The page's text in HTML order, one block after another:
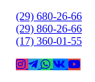
(29) 680-26-66
(29) 860-26-66
(17) 360-01-55